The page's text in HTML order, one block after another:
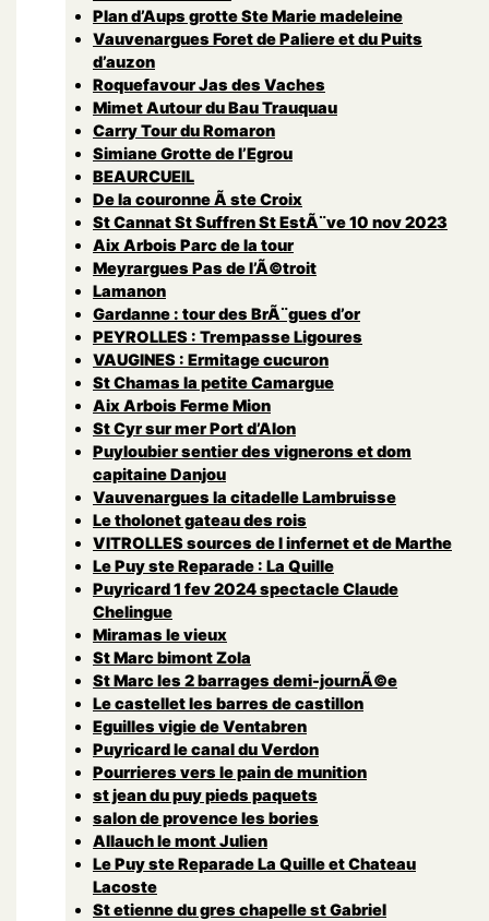
Plan d’Aups grotte Ste Marie madeleine
Vauvenargues Foret de Paliere et du Puits
d’auzon
Roquefavour Jas des Vaches
Mimet Autour du Bau Trauquau
Carry Tour du Romaron
Simiane Grotte de l’Egrou
BEAURCUEIL
De la couronne Ã ste Croix
St Cannat St Suffren St EstÃ¨ve 10 nov 2023
Aix Arbois Parc de la tour
Meyrargues Pas de l’Ã©troit
Lamanon
Gardanne : tour des BrÃ¨gues d’or
PEYROLLES : Trempasse Ligoures
VAUGINES : Ermitage cucuron
St Chamas la petite Camargue
Aix Arbois Ferme Mion
St Cyr sur mer Port d’Alon
Puyloubier sentier des vignerons et dom
capitaine Danjou
Vauvenargues la citadelle Lambruisse
Le tholonet gateau des rois
VITROLLES sources de l infernet et de Marthe
Le Puy ste Reparade : La Quille
Puyricard 1 fev 2024 spectacle Claude
Chelingue
Miramas le vieux
St Marc bimont Zola
St Marc les 2 barrages demi-journÃ©e
Le castellet les barres de castillon
Eguilles vigie de Ventabren
Puyricard le canal du Verdon
Pourrieres vers le pain de munition
st jean du puy pieds paquets
salon de provence les bories
Allauch le mont Julien
Le Puy ste Reparade La Quille et Chateau
Lacoste
St etienne du gres chapelle st Gabriel